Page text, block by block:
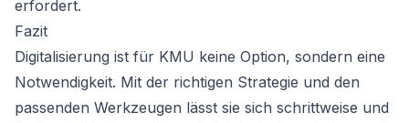
erfordert.
Fazit
Digitalisierung ist für KMU keine Option, sondern eine
Notwendigkeit. Mit der richtigen Strategie und den
passenden Werkzeugen lässt sie sich schrittweise und